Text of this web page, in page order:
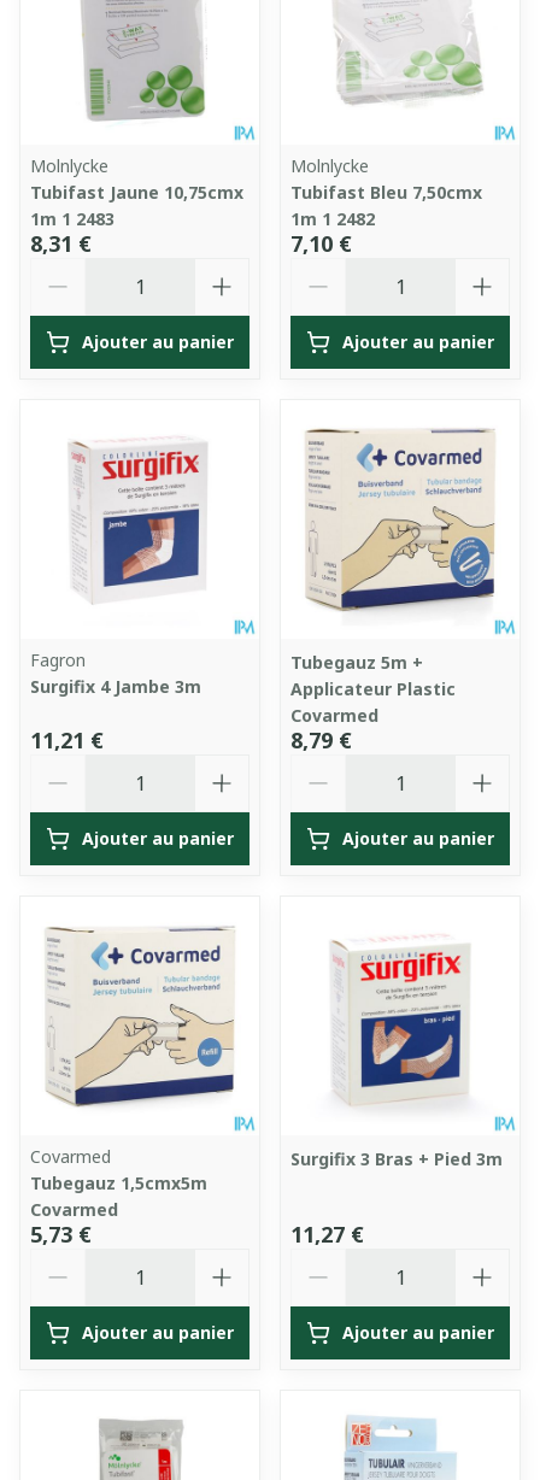
Molnlycke
Tubifast Jaune 10,75cmx
1m 1 2483
8,31 €
Ajouter au panier
Molnlycke
Tubifast Bleu 7,50cmx
1m 1 2482
7,10 €
Ajouter au panier
Fagron
Surgifix 4 Jambe 3m
11,21 €
Ajouter au panier
Tubegauz 5m +
Applicateur Plastic
Covarmed
8,79 €
Ajouter au panier
Covarmed
Tubegauz 1,5cmx5m
Covarmed
5,73 €
Ajouter au panier
Surgifix 3 Bras + Pied 3m
11,27 €
Ajouter au panier